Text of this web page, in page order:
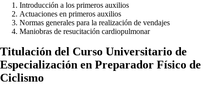
Introducción a los primeros auxilios
Actuaciones en primeros auxilios
Normas generales para la realización de vendajes
Maniobras de resucitación cardiopulmonar
Titulación del Curso Universitario de
Especialización en Preparador Físico de
Ciclismo